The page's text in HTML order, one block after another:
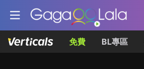
免費 BL專區